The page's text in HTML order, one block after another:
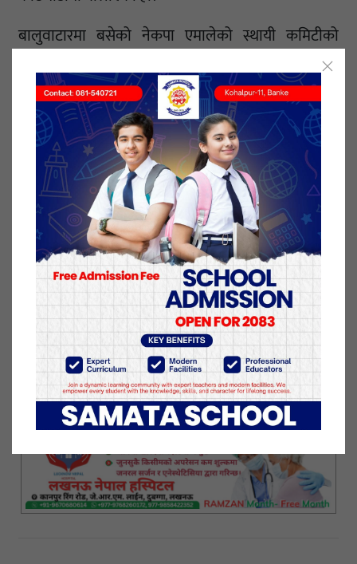
बालुवाटारमा बसेको नेकपा एमालेको स्थायी कमिटीको
बैठकले महाधिवेशन आयोजक कमिटीको बैठक बोलाउने
निर्णय गरेको एमाले प्रवक्ता प्रदीपकुमार ज्ञवालीले जानकारी
दिए।
‘पछिल्लो राजनीतिक स्थिति, कोभिड–१९ र प्राकृतिक
प्रकोपका विषयमा छलफल भएको छ,’ उनले भने, ‘थप निर्णय
महाधिवेशन आयोजक कमिटीको बैठक बसेर निर्णय गर्छौं।’
प्रवक्ता ज्ञवालीले महाधिवेशन आयोजक कमिटीका विषयमा
सर्वोच्च अदालतको जेठ २७ गते आएको फैसला त्रुटिपूर्ण
भएको बताए।
पार्टी एकताका विषयमा नेतृत्वको तर्फबाट प्रयास जारी रहेको
भन्दै छलफल र संवाद जारी रहेको बताए।
१३ असार २०७८, आईतवार प्रकाशित